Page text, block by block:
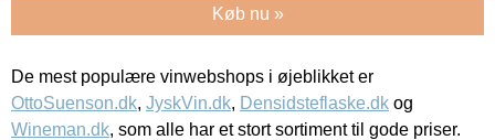
Køb nu »
De mest populære vinwebshops i øjeblikket er
OttoSuenson.dk, JyskVin.dk, Densidsteflaske.dk og
Wineman.dk, som alle har et stort sortiment til gode priser.